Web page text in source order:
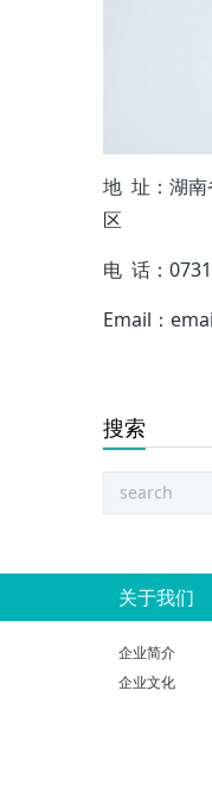
地 址：湖南
区
电 话：
Email：
搜索
关于我们
企业简介
企业文化